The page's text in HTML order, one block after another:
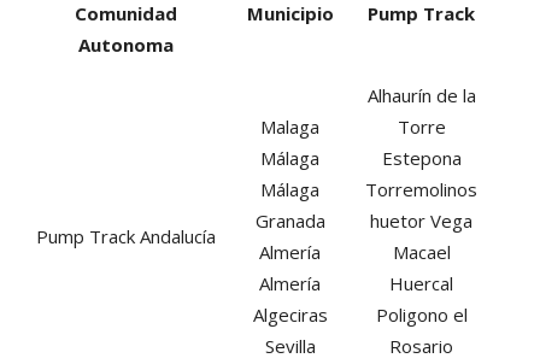
Comunidad
Autonoma
Municipio Pump Track
Pump Track
Pump Track Andalucía
Malaga
Málaga
Málaga
Granada
Almería
Almería
Algeciras
Sevilla
Alhaurín de la
Torre
Estepona
Torremolinos
huetor Vega
Macael
Huercal
Poligono el
Rosario